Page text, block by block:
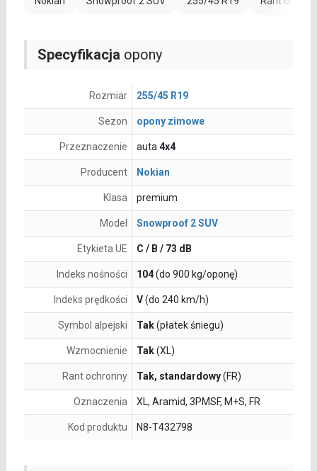
Specyfikacja opony
Rozmiar 255/45 R19
Sezon opony zimowe
Przeznaczenie auta 4x4
Producent Nokian
Klasa premium
Model Snowproof 2 SUV
Etykieta UE C / B / 73 dB
Indeks nośności 104(do 900 kg/oponę)
Indeks prędkości V(do 240 km/h)
Symbol alpejski Tak(płatek śniegu)
Wzmocnienie Tak(XL)
Rant ochronny Tak, standardowy(FR)
Oznaczenia XL, Aramid, 3PMSF, M+S, FR
Kod produktu N8-T432798